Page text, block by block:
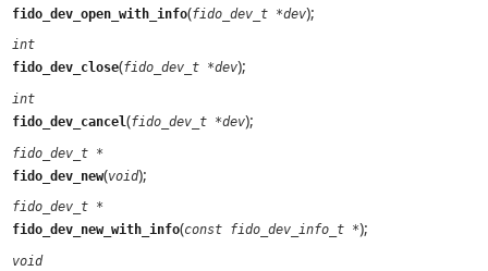
fido_dev_open_with_info(fido_dev_t *dev);
int
fido_dev_close(fido_dev_t *dev);
int
fido_dev_cancel(fido_dev_t *dev);
fido_dev_t *
fido_dev_new(void);
fido_dev_t *
fido_dev_new_with_info(const fido_dev_info_t *);
void